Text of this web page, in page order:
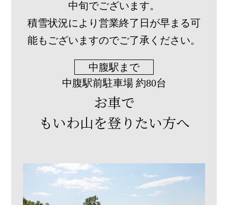
中旬でございます。
積雪状況により営業終了日が早まる可
能もございますのでご了承ください。
中腹駅まで
中腹駅前駐車場 約80台
お車で
もいわ山を登りたい方へ